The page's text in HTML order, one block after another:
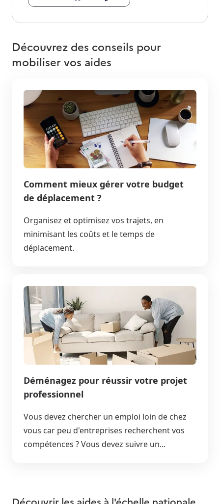
Découvrez des conseils pour
mobiliser vos aides
Comment mieux gérer votre budget
de déplacement ?
Organisez et optimisez vos trajets, en
minimisant les coûts et le temps de
déplacement.
Déménagez pour réussir votre projet
professionnel
Vous devez chercher un emploi loin de chez
vous car peu d'entreprises recherchent vos
compétences ? Vous devez suivre un...
Découvrir les aides à l'échelle nationale